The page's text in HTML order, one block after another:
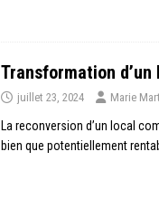
Transformation
juillet 23, 2024 Marie
La reconversion d’un local
bien que potentiellement